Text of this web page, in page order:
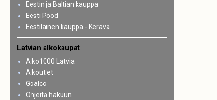
Eestin ja Baltian kauppa
Eesti Pood
Eestiläinen kauppa - Kerava
Latvian alkokaupat
Alko1000 Latvia
Alkoutlet
Goalco
Ohjeita hakuun